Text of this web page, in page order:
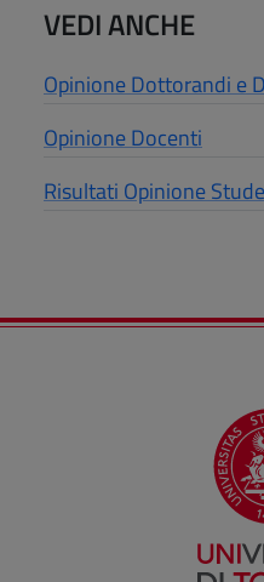
VEDI ANCHE
Opinione Dottorandi e
Opinione Docenti
Risultati Opinione